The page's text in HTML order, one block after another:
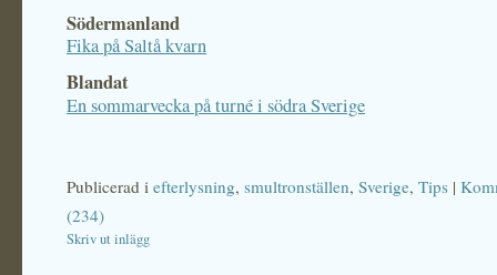
Södermanland
Fika på Saltå kvarn
Blandat
En sommarvecka på turné i södra Sverige
Publicerad i efterlysning, smultronställen, Sverige, Tips |
(234)
Skriv ut inlägg